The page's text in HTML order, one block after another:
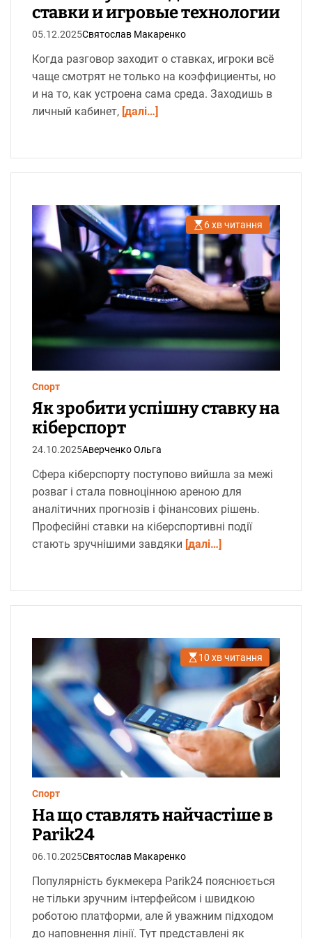
ставки и игровые технологии
05.12.2025Святослав Макаренко
Когда разговор заходит о ставках, игроки всё
чаще смотрят не только на коэффициенты, но
и на то, как устроена сама среда. Заходишь в
личный кабинет, [далі…]
О
р
є
н
т
о
в
н
и
ч
а
н
н
6 хв читання
Спорт
Як зробити успішну ставку на
кіберспорт
24.10.2025Аверченко Ольга
Сфера кіберспорту поступово вийшла за межі
розваг і стала повноцінною ареною для
аналітичних прогнозів і фінансових рішень.
Професійні ставки на кіберспортивні події
стають зручнішими завдяки [далі…]
О
є
н
т
о
в
н
а
т
10 хв читання
Спорт
На що ставлять найчастіше в
Parik24
06.10.2025Святослав Макаренко
Популярність букмекера Parik24 пояснюється
не тільки зручним інтерфейсом і швидкою
роботою платформи, але й уважним підходом
до наповнення лінії. Тут представлені як